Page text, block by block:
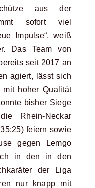
aus der
sofort viel
Impulse“, weiß
Das Team von
seit 2017 an
agiert, lässt sich
hoher Qualität
bisher Siege
Rhein-Neckar
feiern sowie
gegen Lemgo
in den in den
der Liga
nur knapp mit